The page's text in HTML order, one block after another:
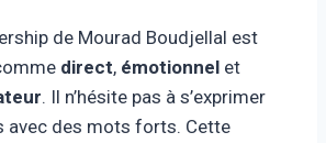
de Mourad Boudjellal est
direct, émotionnel et
. Il n’hésite pas à s’exprimer
avec des mots forts. Cette